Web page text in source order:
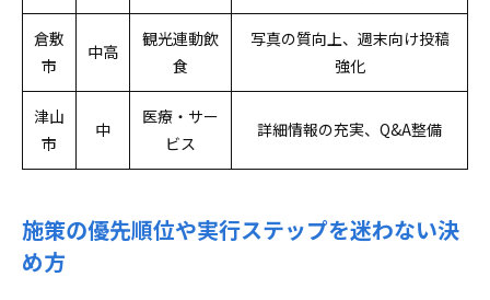
低評価や悪質な口コミにはこう対応する！Google
ガイドラインと岡山でのリアルな実務
倉敷
市
中高
観光連動飲
食
写真の質向上、週末向け投稿
強化
津山
市
中
医療・サー
ビス
詳細情報の充実、Q&A整備
施策の優先順位や実行ステップを迷わない決
め方